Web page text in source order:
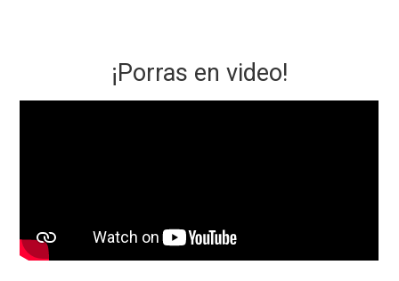
¡Porras en video!